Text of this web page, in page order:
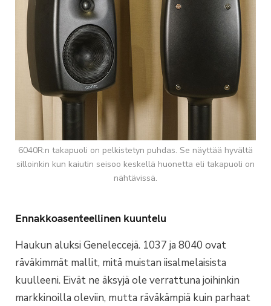
6040R:n takapuoli on pelkistetyn puhdas. Se näyttää hyvältä
silloinkin kun kaiutin seisoo keskellä huonetta eli takapuoli on
nähtävissä.
Ennakkoasenteellinen kuuntelu
Haukun aluksi Geneleccejä. 1037 ja 8040 ovat
räväkimmät mallit, mitä muistan iisalmelaisista
kuulleeni. Eivät ne äksyjä ole verrattuna joihinkin
markkinoilla oleviin, mutta räväkämpiä kuin parhaat